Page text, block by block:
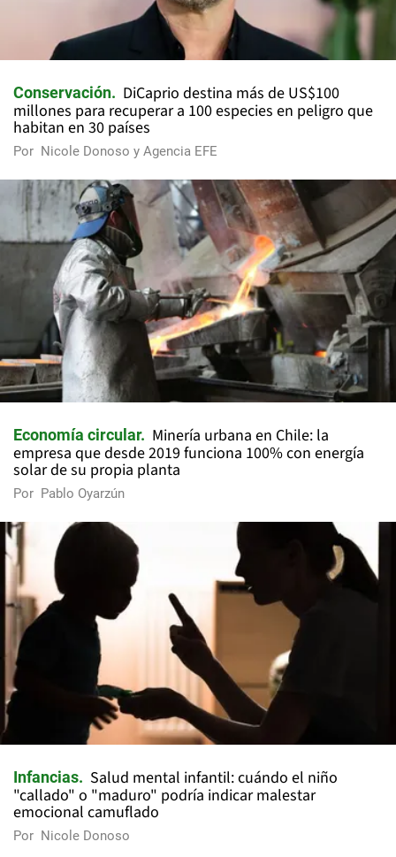
Conservación
DiCaprio destina más de US$100
millones para recuperar a 100 especies en peligro que
habitan en 30 países
Por Nicole Donoso y Agencia EFE
Economía circular
Minería urbana en Chile: la
empresa que desde 2019 funciona 100% con energía
solar de su propia planta
Por Pablo Oyarzún
Infancias
Salud mental infantil: cuándo el niño
"callado" o "maduro" podría indicar malestar
emocional camuflado
Por Nicole Donoso